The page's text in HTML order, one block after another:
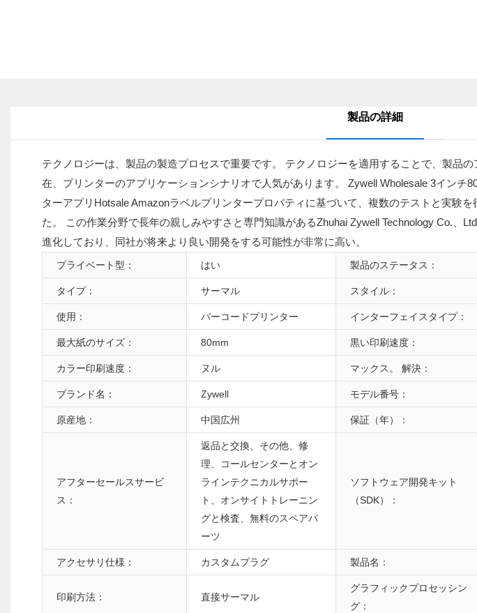
製品の詳細
テクノロジーは、製品の製造プロセスで重要です。 テクノロジーを適用することで、製品
在、プリンターのアプリケーションシナリオで人気があります。 Zywell Wholesale 3インチ
ターアプリHotsale Amazonラベルプリンタープロパティに基づいて、複数のテストと実験
た。 この作業分野で長年の親しみやすさと専門知識があるZhuhai Zywell Technology Co.、
進化しており、同社が将来より良い開発をする可能性が非常に高い。
プライベート型： はい 製品のステータス：
タイプ： サーマル スタイル：
使用： バーコードプリンター インターフェイスタイプ：
最大紙のサイズ： 80mm 黒い印刷速度：
カラー印刷速度： ヌル マックス。 解決：
ブランド名： Zywell モデル番号：
原産地： 中国広州 保証（年）：
アフターセールスサービ
ス：
返品と交換、その他、修
理、コールセンターとオン
ラインテクニカルサポー
ト、オンサイトトレーニン
グと検査、無料のスペアパ
ーツ
ソフトウェア開発キット
（SDK）：
アクセサリ仕様： カスタムプラグ 製品名：
印刷方法： 直接サーマル
グラフィックプロセッシン
グ：